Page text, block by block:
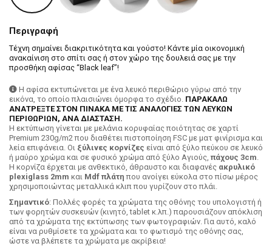
Περιγραφή
Τέχνη σημαίνει διακριτικότητα και γούστο! Κάντε μία οικονομική
ανακαίνιση στο σπίτι σας ή στον χώρο της δουλειά σας με την
προσθήκη αφίσας “Black leaf”!
Η αφίσα εκτυπώνεται με ένα λευκό περιθώριο γύρω από την
εικόνα, το οποίο πλαισιώνει όμορφα το σχέδιο. ΠΑΡΑΚΑΛΩ
ΑΝΑΤΡΕΞΤΕ ΣΤΟΝ ΠΙΝΑΚΑ ΜΕ ΤΙΣ ΑΝΑΛΟΓΙΕΣ ΤΩΝ ΛΕΥΚΩΝ
ΠΕΡΙΘΩΡΙΩΝ, ΑΝΑ ΔΙΑΣΤΑΣΗ.
H εκτύπωση γίνεται με μελάνια κορυφαίας ποιότητας σε χαρτί
Premium 230g/m2 που διαθέτει πιστοποίηση FSC με ματ φινίρισμα και
λεία επιφάνεια. Οι ξύλινες κορνίζες είναι από ξύλο πεύκου σε λευκό
ή μαύρο χρώμα και σε φυσικό χρώμα από ξύλο Αγιούς, πάχους 3cm.
Η κορνίζα έρχεται με ανθεκτικό, άθραυστο και διαφανές ακρυλικό
plexiglass 2mm και Mdf πλάτη που ανοίγει εύκολα στο πίσω μέρος
χρησιμοποιώντας μεταλλικά κλιπ που γυρίζουν στο πλάι.
Σημαντικό: Πολλές φορές τα χρώματα της οθόνης του υπολογιστή ή
των φορητών συσκευών (κινητό, tablet κ.λπ.) παρουσιάζουν απόκλιση
από τα χρώματα της εκτύπωσης των φωτογραφιών. Για αυτό, καλό
είναι να ρυθμίσετε τα χρώματα και το φωτισμό της οθόνης σας,
ώστε να βλέπετε τα χρώματα με ακρίβεια!